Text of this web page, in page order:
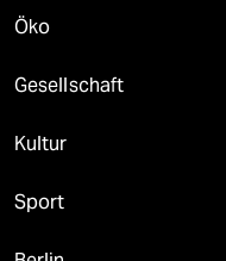
Öko
Gesellschaft
Kultur
Sport